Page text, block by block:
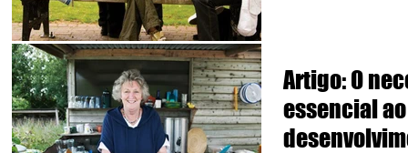
Artigo: O
essencial ao